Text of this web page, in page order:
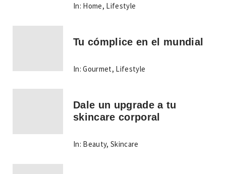
In: Home, Lifestyle
Tu cómplice en el mundial
In: Gourmet, Lifestyle
Dale un upgrade a tu
skincare corporal
In: Beauty,Skincare